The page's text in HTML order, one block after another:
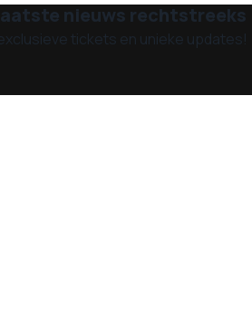
nieuws rechtstreeks
tickets en unieke updates!